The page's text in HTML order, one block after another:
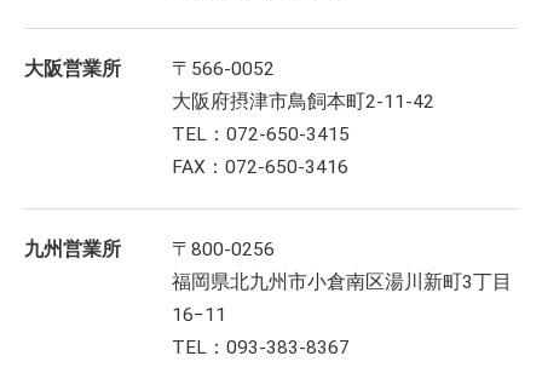
大阪営業所
〒566-0052
大阪府摂津市鳥飼本町2-11-42
TEL：072-650-3415
FAX：072-650-3416
九州営業所
〒800-0256
福岡県北九州市小倉南区湯川新町3丁目
16−11
TEL：093-383-8367